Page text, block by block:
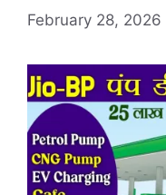
February 28, 2026